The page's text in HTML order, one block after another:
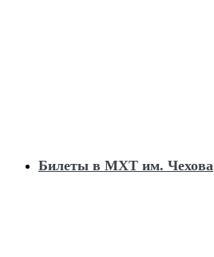
Билеты в МХТ им. Чехова